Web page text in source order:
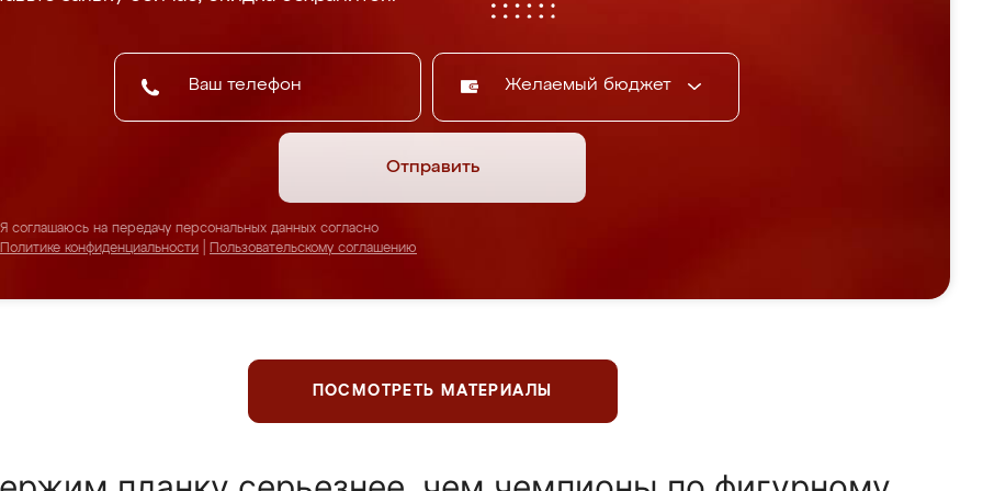
Желаемый бюджет
Отправить
Я соглашаюсь на передачу персональных данных согласно
Политике конфиденциальности
Пользовательскому соглашению
ПОСМОТРЕТЬ МАТЕРИАЛЫ